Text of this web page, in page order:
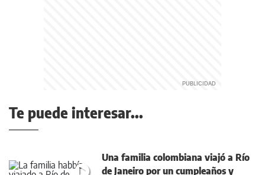
Te puede interesar...
Una familia colombiana viajó a Río
de Janeiro por un cumpleaños y